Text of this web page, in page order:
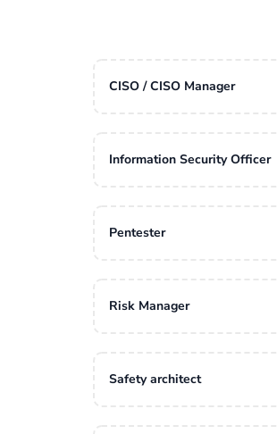
CISO / CISO Manager
Information Security Officer
Pentester
Risk Manager
Safety architect